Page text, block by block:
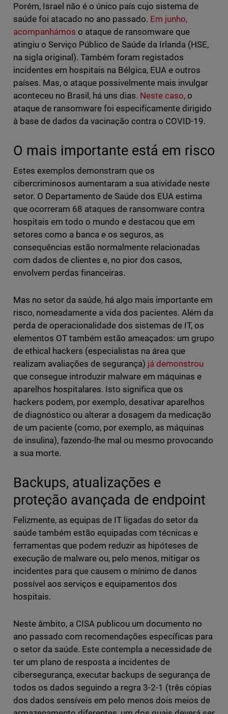
Porém, Israel não é o único país cujo sistema de
saúde foi atacado no ano passado. Em junho,
acompanhámos o ataque de ransomware que
atingiu o Serviço Público de Saúde da Irlanda (HSE,
na sigla original). Também foram registados
incidentes em hospitais na Bélgica, EUA e outros
países. Mas, o ataque possivelmente mais invulgar
aconteceu no Brasil, há uns dias. Neste caso, o
ataque de ransomware foi especificamente dirigido
à base de dados da vacinação contra o COVID-19.
O mais importante está em risco
Estes exemplos demonstram que os
cibercriminosos aumentaram a sua atividade neste
setor. O Departamento de Saúde dos EUA estima
que ocorreram 68 ataques de ransomware contra
hospitais em todo o mundo e destacou que em
setores como a banca e os seguros, as
consequências estão normalmente relacionadas
com dados de clientes e, no pior dos casos,
envolvem perdas financeiras.
Mas no setor da saúde, há algo mais importante em
risco, nomeadamente a vida dos pacientes. Além da
perda de operacionalidade dos sistemas de IT, os
elementos OT também estão ameaçados: um grupo
de ethical hackers (especialistas na área que
realizam avaliações de segurança) já demonstrou
que consegue introduzir malware em máquinas e
aparelhos hospitalares. Isto significa que os
hackers podem, por exemplo, desativar aparelhos
de diagnóstico ou alterar a dosagem da medicação
de um paciente (como, por exemplo, as máquinas
de insulina), fazendo-lhe mal ou mesmo provocando
a sua morte.
Backups, atualizações e
proteção avançada de endpoint
Felizmente, as equipas de IT ligadas do setor da
saúde também estão equipadas com técnicas e
ferramentas que podem reduzir as hipóteses de
execução de malware ou, pelo menos, mitigar os
incidentes para que causem o mínimo de danos
possível aos serviços e equipamentos dos
hospitais.
Neste âmbito, a CISA publicou um documento no
ano passado com recomendações específicas para
o setor da saúde. Este contempla a necessidade de
ter um plano de resposta a incidentes de
cibersegurança, executar backups de segurança de
todos os dados seguindo a regra 3-2-1 (três cópias
dos dados sensíveis em pelo menos dois meios de